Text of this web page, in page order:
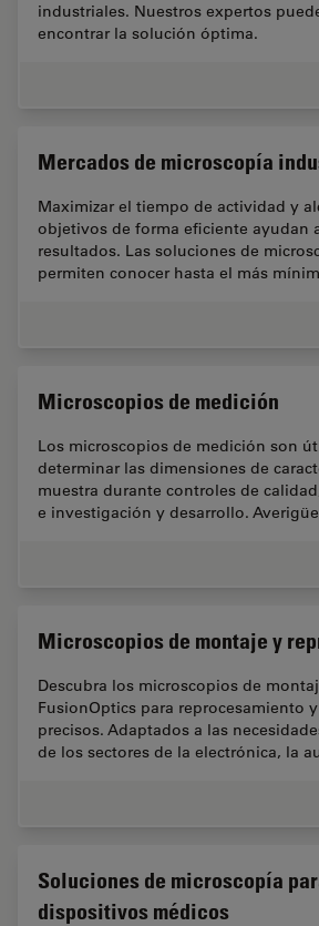
industriales. Nuestros expertos
encontrar la solución óptima.
Mercados de microscopía
Maximizar el tiempo de actividad y
objetivos de forma eficiente ayudan
resultados. Las soluciones de
permiten conocer hasta el más
Microscopios de medición
Los microscopios de medición son
determinar las dimensiones de
muestra durante controles de
e investigación y desarrollo.
Microscopios de montaje y
Descubra los microscopios de
FusionOptics para reprocesamiento
precisos. Adaptados a las
de los sectores de la electrónica, la
Soluciones de microscopía
dispositivos médicos